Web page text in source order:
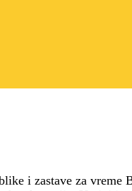
i zastave za vreme